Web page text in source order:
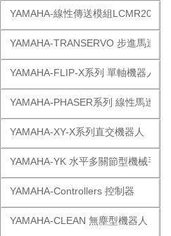
YAMAHA-線性傳送模組LCMR200
YAMAHA-TRANSERVO 步進馬達單軸
YAMAHA-FLIP-X系列 單軸機器人
YAMAHA-PHASER系列 線性馬達
YAMAHA-XY-X系列直交機器人
YAMAHA-YK 水平多關節型機械手
YAMAHA-Controllers 控制器
YAMAHA-CLEAN 無塵型機器人